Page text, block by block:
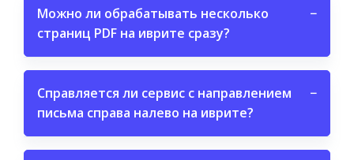
Можно ли обрабатывать несколько
страниц PDF на иврите сразу?
−
Справляется ли сервис с направлением
письма справа налево на иврите?
−